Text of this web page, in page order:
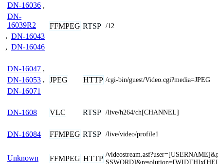
DN-16036 ,
DN-
16039R2
, DN-16043
, DN-16046
FFMPEG RTSP /12
DN-16047 ,
DN-16053 ,
DN-16071
JPEG HTTP /cgi-bin/guest/Video.cgi?media=JPEG
DN-1608 VLC RTSP /live/h264/ch[CHANNEL]
DN-16084 FFMPEG RTSP /live/video/profile1
Unknown FFMPEG HTTP /